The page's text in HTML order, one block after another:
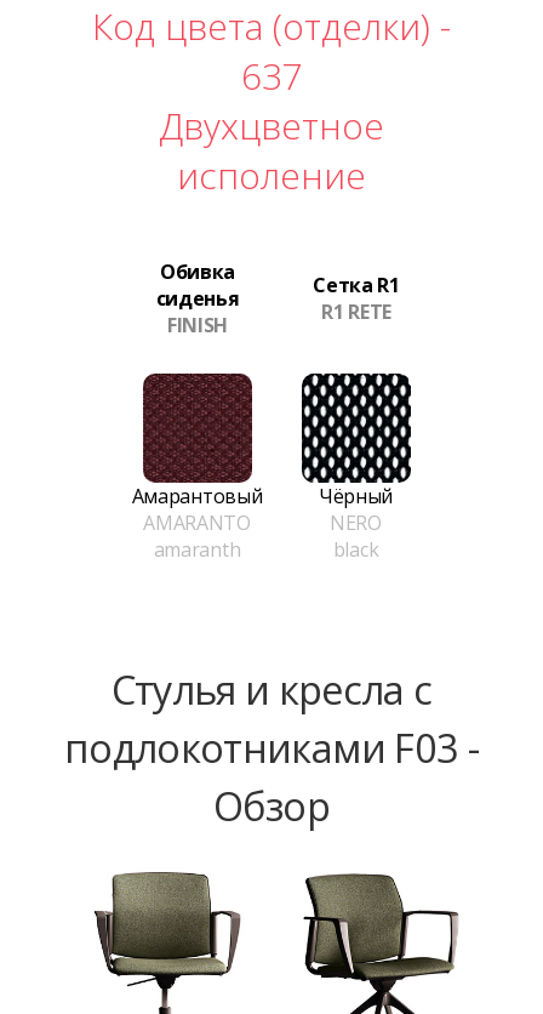
Код цвета (отделки) -
637
Двухцветное
исполение
Обивка
сиденья
FINISH
Сетка R1
R1 RETE
Амарантовый
AMARANTO
amaranth
Чёрный
NERO
black
Стулья и кресла с
подлокотниками F03 -
Обзор